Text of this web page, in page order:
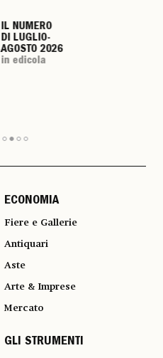
IL NUMERO
DI LUGLIO-
AGOSTO 2026
in edicola
IL NUMERO
DI LUGLIO-
AGOSTO 2026
in edicola
IL NUMERO
DI LUGLIO-
AGOSTO 2026
in edicola
IL NUMERO
DI LUGLIO-
AGOSTO 2026
in edicola
ECONOMIA
Fiere e Gallerie
Antiquari
Aste
Arte & Imprese
Mercato
GLI STRUMENTI